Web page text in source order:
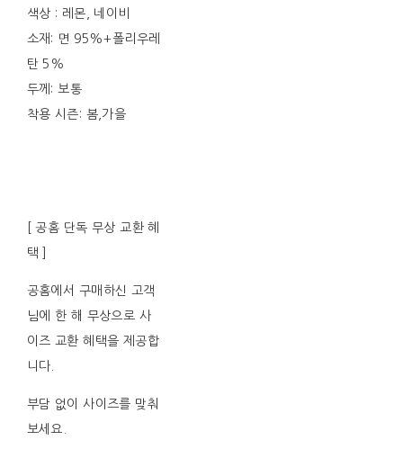
색상 : 레몬, 네이비
소재: 면 95%+폴리우레
탄 5%
두께: 보통
착용 시즌: 봄,가을
[ 공홈 단독 무상 교환 혜
택 ]
공홈에서 구매하신 고객
님에 한 해 무상으로 사
이즈 교환 혜택을 제공합
니다.
부담 없이 사이즈를 맞춰
보세요.